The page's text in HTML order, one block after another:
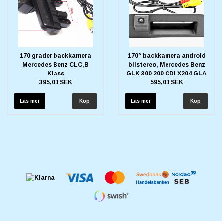
170 grader backkamera
Mercedes Benz CLC,B
Klass
395,00 SEK
Läs mer
170° backkamera android
bilstereo, Mercedes Benz
GLK 300 200 CDI X204 GLA
595,00 SEK
Läs mer